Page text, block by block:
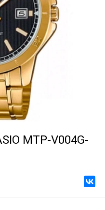
MTP-V004G-